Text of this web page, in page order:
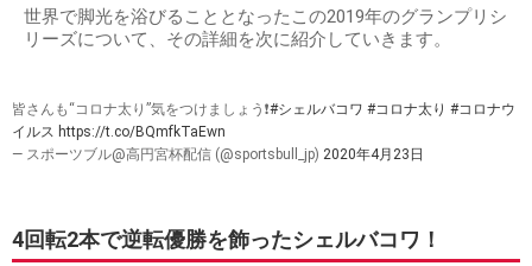
世界で脚光を浴びることとなったこの2019年のグランプリシ
リーズについて、その詳細を次に紹介していきます。
皆さんも“コロナ太り”気をつけましょう❗️#シェルバコワ #コロナ太り #コロナウ
イルス https://t.co/BQmfkTaEwn
— スポーツブル@高円宮杯配信 (@sportsbull_jp) 2020年4月23日
4回転2本で逆転優勝を飾ったシェルバコワ！